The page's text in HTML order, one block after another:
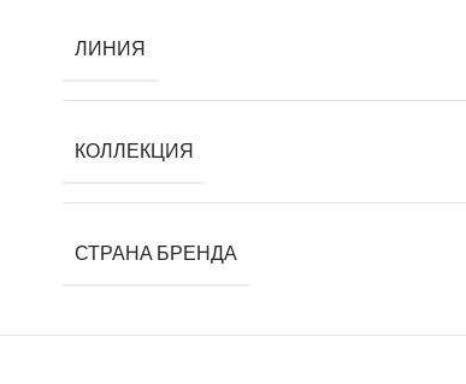
ЛИНИЯ
КОЛЛЕКЦИЯ
СТРАНА БРЕНДА